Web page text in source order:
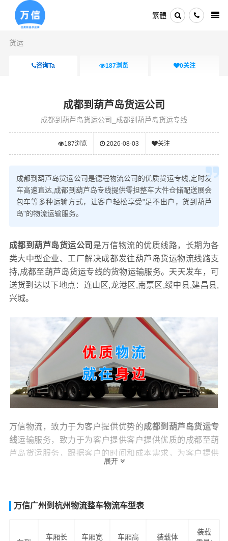
繁體
货运
咨询Ta 187浏览 0关注
成都到葫芦岛货运公司
成都到葫芦岛货运公司_成都到葫芦岛货运专线
187浏览 2026-08-03 关注
成都到葫芦岛货运公司是德程物流公司的优质货运专线,定时发
车高速直达,成都到葫芦岛专线提供零担整车大件仓储配送展会
包车等多种运输方式，让客户轻松享受"足不出户，货到葫芦
岛"的物流运输服务。
成都到葫芦岛货运公司 是万信物流的优质线路，长期为各
类大中型企业、工厂解决成都发往葫芦岛货运物流线路支
持,成都至葫芦岛货运专线的货物运输服务。天天发车，可
送货到达以下地点：连山区,龙港区,南票区,绥中县,建昌县,
兴城。
万信物流，致力于为客户提供优势的成都到葫芦岛货运专
线运输服务，致力于为客户提供客户提供优质的成都至葫
芦岛货运服务，跟据客户的时间和成本需求，为客户提供
最实际，最合理，最便捷的成都至葫芦岛货运专线物流解
线系列之一，为客户提供成都到葫芦岛货运专线
服务，公
展开
万信广州到杭州物流整车物流车型表
车厢长
车厢宽
车厢高
装载体
装载